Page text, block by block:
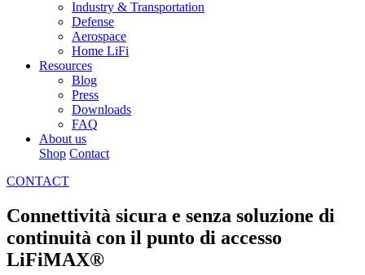
Industry & Transportation
Defense
Aerospace
Home LiFi
Resources
Blog
Press
Downloads
FAQ
About us
Shop Contact
CONTACT
Connettività sicura e senza soluzione di
continuità con il punto di accesso
LiFiMAX®